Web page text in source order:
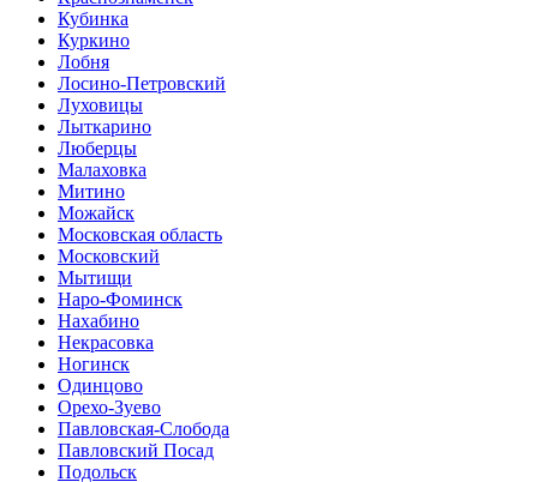
Кубинка
Куркино
Лобня
Лосино-Петровский
Луховицы
Лыткарино
Люберцы
Малаховка
Митино
Можайск
Московская область
Московский
Мытищи
Наро-Фоминск
Нахабино
Некрасовка
Ногинск
Одинцово
Орехо-Зуево
Павловская-Слобода
Павловский Посад
Подольск